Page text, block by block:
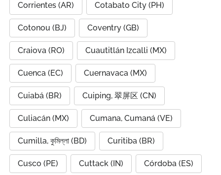
Corrientes (AR) Cotabato City (PH)
Cotonou (BJ) Coventry (GB)
Craiova (RO) Cuautitlán Izcalli (MX)
Cuenca (EC) Cuernavaca (MX)
Cuiabá (BR) Cuiping, 翠屏区 (CN)
Culiacán (MX) Cumana, Cumaná (VE)
Cumilla, কুমিল্লা (BD) Curitiba (BR)
Cusco (PE) Cuttack (IN) Córdoba (ES)